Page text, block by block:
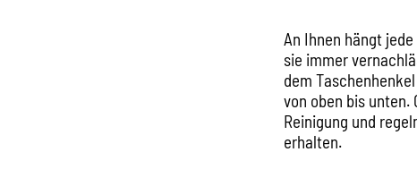
An Ihnen hängt
sie immer
dem
von oben bis unten.
Reinigung und
erhalten.